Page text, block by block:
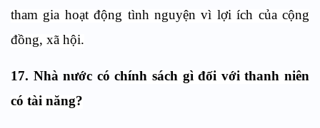
tham gia hoạt động tình nguyện vì lợi ích của cộng
đồng, xã hội.
17. Nhà nước có chính sách gì đối với thanh niên
có tài năng?